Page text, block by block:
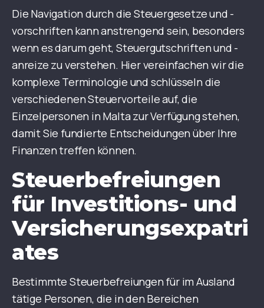
Die Navigation durch die Steuergesetze und -
vorschriften kann anstrengend sein, besonders
wenn es darum geht, Steuergutschriften und -
anreize zu verstehen. Hier vereinfachen wir die
komplexe Terminologie und schlüsseln die
verschiedenen Steuervorteile auf, die
Einzelpersonen in Malta zur Verfügung stehen,
damit Sie fundierte Entscheidungen über Ihre
Finanzen treffen können.
Steuerbefreiungen
für Investitions- und
Versicherungsexpatri
ates
Bestimmte Steuerbefreiungen für im Ausland
tätige Personen, die in den Bereichen